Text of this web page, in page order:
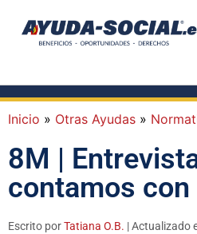
Inicio » Otras Ayudas »
8M |
contamos
Escrito porTatiana O.B. | Actualizado